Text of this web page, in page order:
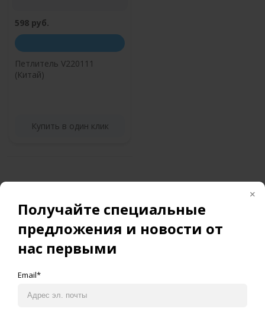
Получайте специальные
предложения и новости от
нас первыми
Email*
598 руб.
Петлитель V220111
(Китай)
Купить в один клик
Безналичная и наличная
оплата
Быстрая отгрузка и